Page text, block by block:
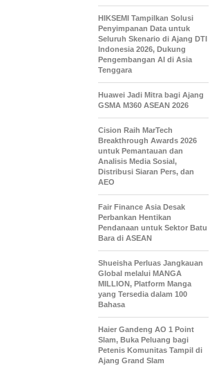
HIKSEMI Tampilkan Solusi
Penyimpanan Data untuk
Seluruh Skenario di Ajang DTI
Indonesia 2026, Dukung
Pengembangan AI di Asia
Tenggara
Huawei Jadi Mitra bagi Ajang
GSMA M360 ASEAN 2026
Cision Raih MarTech
Breakthrough Awards 2026
untuk Pemantauan dan
Analisis Media Sosial,
Distribusi Siaran Pers, dan
AEO
Fair Finance Asia Desak
Perbankan Hentikan
Pendanaan untuk Sektor Batu
Bara di ASEAN
Shueisha Perluas Jangkauan
Global melalui MANGA
MILLION, Platform Manga
yang Tersedia dalam 100
Bahasa
Haier Gandeng AO 1 Point
Slam, Buka Peluang bagi
Petenis Komunitas Tampil di
Ajang Grand Slam